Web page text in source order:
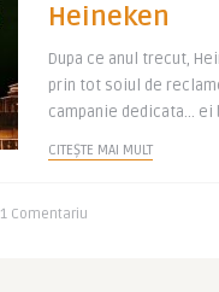
Heineken
Dupa ce anul trecut,
prin tot soiul de
campanie dedicata… ei
CITEȘTE MAI MULT
1 Comentariu